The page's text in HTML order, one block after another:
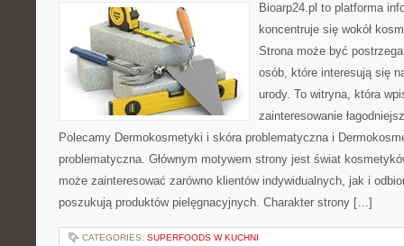
Bioarp24.pl to platforma
koncentruje się wokół
Strona może być
osób, które interesują się
urody. To witryna, która
zainteresowanie
Polecamy Dermokosmetyki i skóra problematyczna i
problematyczna. Głównym motywem strony jest świat
może zainteresować zarówno klientów indywidualnych, jak i
poszukują produktów pielęgnacyjnych. Charakter strony […]
CATEGORIES: SUPERFOODS W KUCHNI